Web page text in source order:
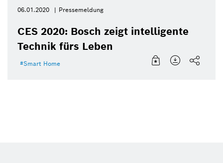
06.01.2020 Pressemeldung
CES 2020: Bosch zeigt intelligente
Technik fürs Leben
Smart Home